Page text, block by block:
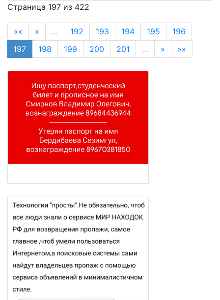
Страница 197 из 422
«« « … 192 193 194 195
196
197
198 199 200 201 … » »»